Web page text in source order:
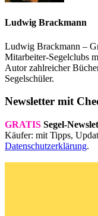
Ludwig Brackmann
Ludwig Brackmann –
Mitarbeiter-Segelclubs
Autor zahlreicher
Segelschüler.
Newsletter mit
GRATIS Segel-
Käufer: mit Tipps,
Datenschutzerklärung.